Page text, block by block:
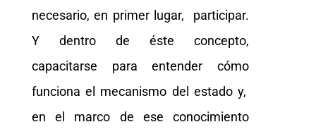
necesario, en primer lugar, participar.
Y dentro de éste concepto,
capacitarse para entender cómo
funciona el mecanismo del estado y,
en el marco de ese conocimiento